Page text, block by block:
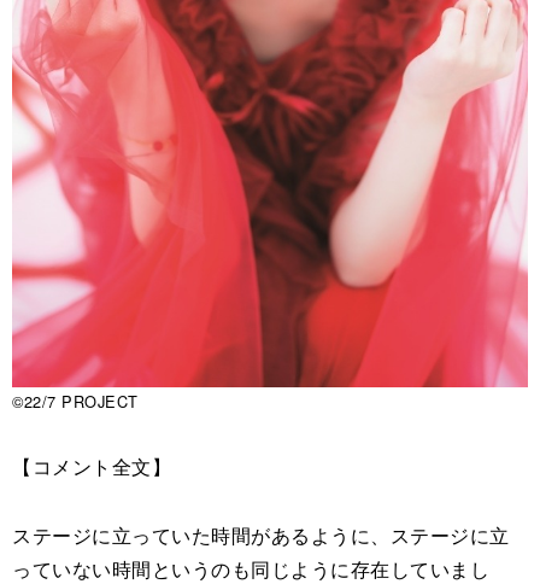
©22/7 PROJECT
【コメント全文】
ステージに立っていた時間があるように、ステージに立
っていない時間というのも同じように存在していまし